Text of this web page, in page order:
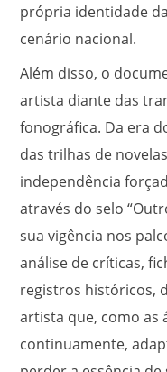
própria identidade
cenário nacional.
Além disso, o
artista diante das
fonográfica. Da era
das trilhas de
independência
através do selo
sua vigência nos
análise de críticas,
registros históricos,
artista que, como as
continuamente,